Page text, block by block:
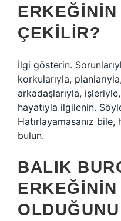
ÇEKILIR?
İlgi gösterin.
korkularıyla,
arkadaşlarıyla,
hayatıyla ilgilenin.
Hatırlayamasanız bile,
bulun.
BALIK